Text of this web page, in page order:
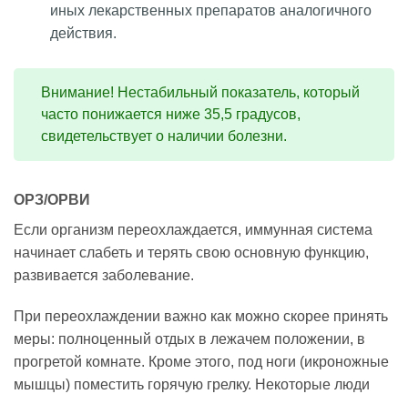
иных лекарственных препаратов аналогичного
действия.
Внимание! Нестабильный показатель, который
часто понижается ниже 35,5 градусов,
свидетельствует о наличии болезни.
ОРЗ/ОРВИ
Если организм переохлаждается, иммунная система
начинает слабеть и терять свою основную функцию,
развивается заболевание.
При переохлаждении важно как можно скорее принять
меры: полноценный отдых в лежачем положении, в
прогретой комнате. Кроме этого, под ноги (икроножные
мышцы) поместить горячую грелку. Некоторые люди